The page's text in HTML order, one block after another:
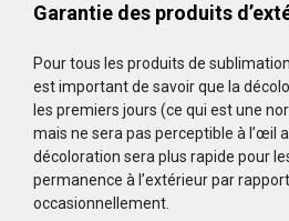
Garantie des produits
Pour tous les produits de
est important de savoir que la
les premiers jours (ce qui est une
mais ne sera pas perceptible à l’œil
décoloration sera plus rapide pour
permanence à l’extérieur par
occasionnellement.